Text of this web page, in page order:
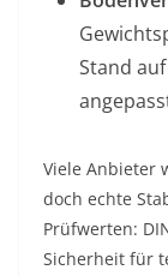
Stand
Viele Anbieter
doch echte
Prüfwerten:
Sicherheit für